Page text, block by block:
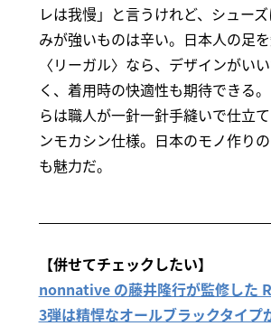
レは我慢」と言うけれど、シュー
みが強いものは辛い。日本人の足
〈リーガル〉なら、デザインがい
く、着用時の快適性も期待できる
らは職人が一針一針手縫いで仕立
ンモカシン仕様。日本のモノ作り
も魅力だ。
【併せてチェックしたい】
nonnative の藤井隆行が監修した
3弾は精悍なオールブラックタイプ